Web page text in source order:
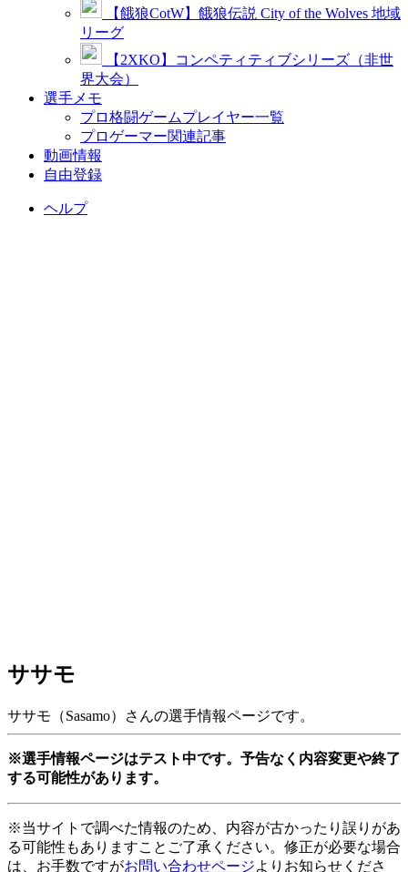
【餓狼CotW】餓狼伝説 City of the Wolves 地域
リーグ
【2XKO】コンペティティブシリーズ（非世
界大会）
選手メモ
プロ格闘ゲームプレイヤー一覧
プロゲーマー関連記事
動画情報
自由登録
ヘルプ
ササモ
ササモ（Sasamo）さんの選手情報ページです。
※選手情報ページはテスト中です。予告なく内容変更や終了
する可能性があります。
※当サイトで調べた情報のため、内容が古かったり誤りがあ
る可能性もありますことご了承ください。修正が必要な場合
は、お手数ですがお問い合わせページよりお知らせくださ